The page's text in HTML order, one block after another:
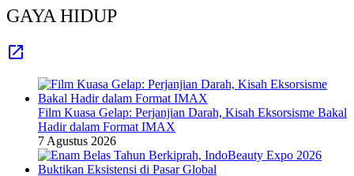
GAYA HIDUP
Film Kuasa Gelap: Perjanjian Darah, Kisah Eksorsisme Bakal
Hadir dalam Format IMAX
7 Agustus 2026